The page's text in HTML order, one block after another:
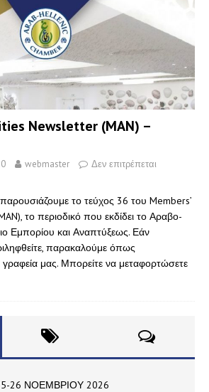
Newsletter (MAN) –
webmaster
Δεν επιτρέπεται
το τεύχος 36 του Members’
το περιοδικό που εκδίδει το Αραβο-
Εμπορίου και Αναπτύξεως. Εάν
παρακαλούμε όπως
γραφεία μας. Μπορείτε να μεταφορτώσετε
25-26 ΝΟΕΜΒΡΙΟΥ 2026